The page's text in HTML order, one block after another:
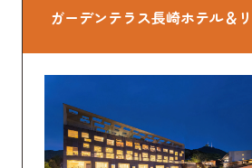
ガーデンテラス長崎ホテル＆